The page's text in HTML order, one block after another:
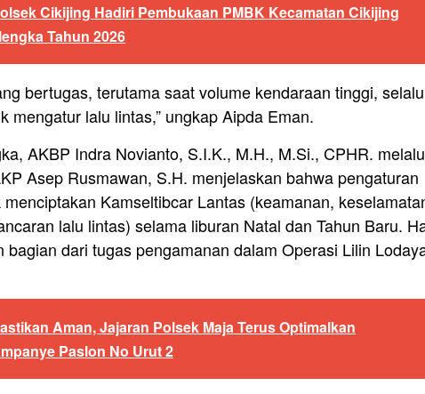
Cikijing Hadiri Pembukaan PMBK Kecamatan Cikijing
Tahun 2026
bertugas, terutama saat volume kendaraan tinggi, selalu
mengatur lalu lintas,” ungkap Aipda Eman.
AKBP Indra Novianto, S.I.K., M.H., M.Si., CPHR.
Asep Rusmawan, S.H. menjelaskan bahwa pengaturan
Kamseltibcar Lantas (keamanan,
lalu lintas) selama liburan Natal dan Tahun Baru.
bagian dari tugas pengamanan dalam Operasi Lilin
Aman, Jajaran Polsek Maja Terus Optimalkan
Paslon No Urut 2